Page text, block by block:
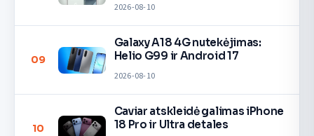
2026-08-10
09
Galaxy A18 4G nutekėjimas:
Helio G99 ir Android 17
2026-08-10
10
Caviar atskleidė galimas iPhone
18 Pro ir Ultra detales